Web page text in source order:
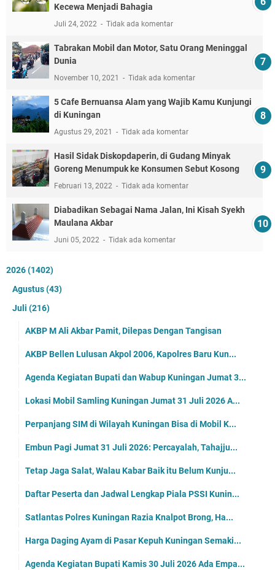
Kecewa Menjadi Bahagia
Juli 24, 2022 Tidak ada komentar
Tabrakan Mobil dan Motor, Satu Orang Meninggal
Dunia
November 10, 2021 Tidak ada komentar
5 Cafe Bernuansa Alam yang Wajib Kamu Kunjungi
di Kuningan
Agustus 29, 2021 Tidak ada komentar
Hasil Sidak Diskopdaperin, di Gudang Minyak
Goreng Menumpuk ke Konsumen Sebut Kosong
Februari 13, 2022 Tidak ada komentar
Diabadikan Sebagai Nama Jalan, Ini Kisah Syekh
Maulana Akbar
Juni 05, 2022 Tidak ada komentar
2026(1402)
Agustus(43)
Juli (216)
AKBP M Ali Akbar Pamit, Dilepas Dengan Tangisan
AKBP Bellen Lulusan Akpol 2006, Kapolres Baru Kun...
Agenda Kegiatan Bupati dan Wabup Kuningan Jumat 3...
Lokasi Mobil Samling Kuningan Jumat 31 Juli 2026 A...
Perpanjang SIM di Wilayah Kuningan Bisa di Mobil K...
Embun Pagi Jumat 31 Juli 2026: Percayalah, Tahajju...
Tetap Jaga Salat, Walau Kabar Baik itu Belum Kunju...
Daftar Peserta dan Jadwal Lengkap Piala PSSI Kunin...
Satlantas Polres Kuningan Razia Knalpot Brong, Ha...
Harga Daging Ayam di Pasar Kepuh Kuningan Semaki...
Agenda Kegiatan Bupati Kamis 30 Juli 2026 Ada Empa...